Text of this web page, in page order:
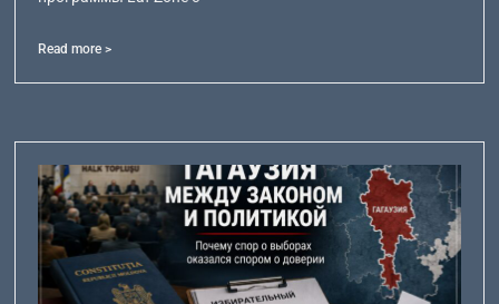
Read more >